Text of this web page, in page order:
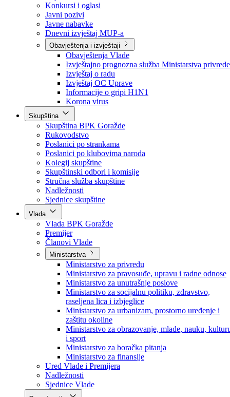
Sve vijesti
Izdvojeno
Najave
Konkursi i oglasi
Javni pozivi
Javne nabavke
Dnevni izvještaj MUP-a
Obavještenja i izvještaji
Obavještenja Vlade
Izvještajno prognozna služba Ministarstva privrede
Izvještaj o radu
Izvještaj OC Uprave
Informacije o gripi H1N1
Korona virus
Skupština
Skupština BPK Goražde
Rukovodstvo
Poslanici po strankama
Poslanici po klubovima naroda
Kolegij skupštine
Skupštinski odbori i komisije
Stručna služba skupštine
Nadležnosti
Sjednice skupštine
Vlada
Vlada BPK Goražde
Premijer
Članovi Vlade
Ministarstva
Ministarstvo za privredu
Ministarstvo za pravosuđe, upravu i radne odnose
Ministarstvo za unutrašnje poslove
Ministarstvo za socijalnu politiku, zdravstvo,
raseljena lica i izbjeglice
Ministarstvo za urbanizam, prostorno uređenje i
zaštitu okoline
Ministarstvo za obrazovanje, mlade, nauku,
i sport
Ministarstvo za boračka pitanja
Ministarstvo za finansije
Ured Vlade i Premijera